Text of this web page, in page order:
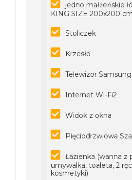
jedno małżeńskie
KING SIZE 200x200
Stoliczek
Krzesło
Telewizor
Internet Wi-Fi2
Widok z okna
Pięciodrzwiowa
Łazienka (wanna z
umywalka, toaleta, 2
kosmetyki)